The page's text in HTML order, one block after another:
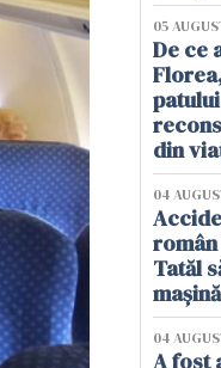
05
De ce
din
04
Tatăl
04
A fost